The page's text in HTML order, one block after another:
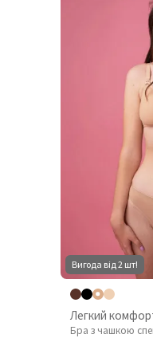
Вигода від 2 шт!
Легкий
Бра з чашкою